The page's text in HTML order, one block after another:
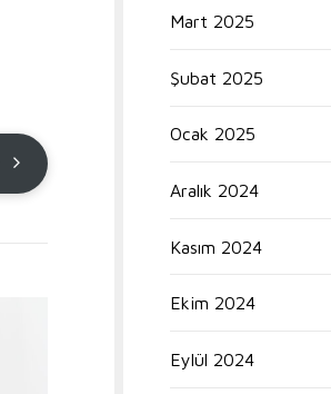
Mart 2025
Şubat 2025
Ocak 2025
Aralık 2024
Kasım 2024
Ekim 2024
Eylül 2024